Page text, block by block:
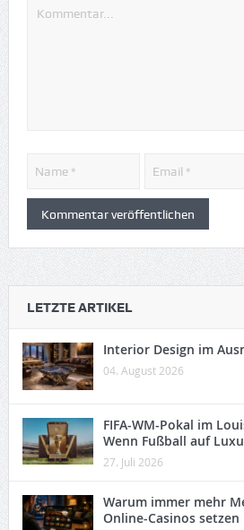
LETZTE ARTIKEL
Interior Design im
04. August 2026
FIFA-WM-Pokal im
Wenn Fußball auf
27. Juli 2026
Warum immer mehr
Online-Casinos setzen